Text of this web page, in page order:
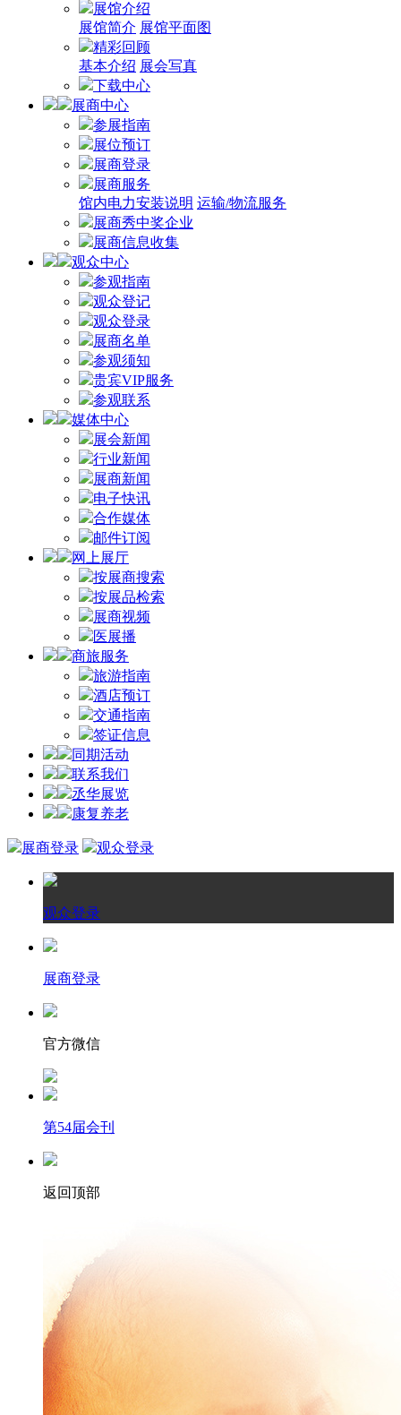
展馆介绍
展馆简介 展馆平面图
精彩回顾
基本介绍 展会写真
下载中心
展商中心
参展指南
展位预订
展商登录
展商服务
馆内电力安装说明 运输/物流服务
展商秀中奖企业
展商信息收集
观众中心
参观指南
观众登记
观众登录
展商名单
参观须知
贵宾VIP服务
参观联系
媒体中心
展会新闻
行业新闻
展商新闻
电子快讯
合作媒体
邮件订阅
网上展厅
按展商搜索
按展品检索
展商视频
医展播
商旅服务
旅游指南
酒店预订
交通指南
签证信息
同期活动
联系我们
丞华展览
康复养老
展商登录 观众登录
观众登录
展商登录
官方微信
第54届会刊
返回顶部